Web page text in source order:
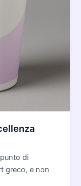
di
greco, e non